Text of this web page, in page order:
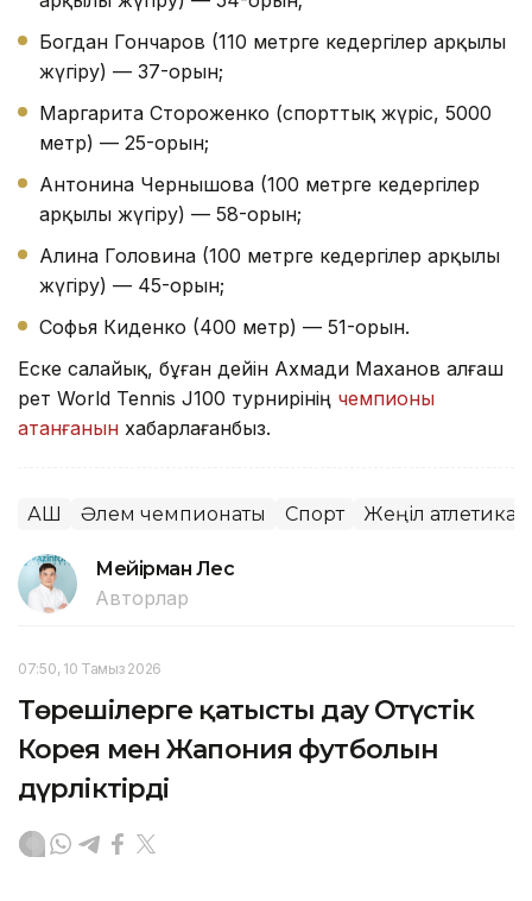
Богдан Гончаров (110 метрге кедергілер арқылы
жүгіру) — 37-орын;
Маргарита Стороженко (спорттық жүріс, 5000
метр) — 25-орын;
Антонина Чернышова (100 метрге кедергілер
арқылы жүгіру) — 58-орын;
Алина Головина (100 метрге кедергілер арқылы
жүгіру) — 45-орын;
Софья Киденко (400 метр) — 51-орын.
Еске салайық, бұған дейін Ахмади Маханов алғаш
рет World Tennis J100 турнирінің чемпионы
атанғанын хабарлағанбыз.
АҚШ Әлем чемпионаты Спорт Жеңіл атлетика
Мейірман Лес
Авторлар
07:50, 10 Тамыз 2026
Төрешілерге қатысты дау Оңтүстік
Корея мен Жапония футболын
дүрліктірді